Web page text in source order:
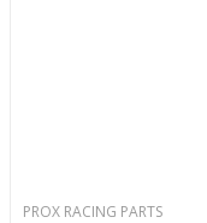
PROX RACING PARTS